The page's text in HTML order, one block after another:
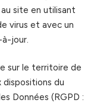
site en utilisant
virus et avec un
jour.
sur le territoire de
dispositions du
Données (RGPD :